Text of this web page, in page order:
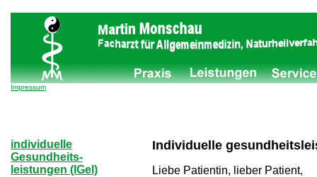
Impressum
individuelle
Gesundheits-
leistungen (IGel)
Individuelle
Liebe Patientin, lieber Patient,